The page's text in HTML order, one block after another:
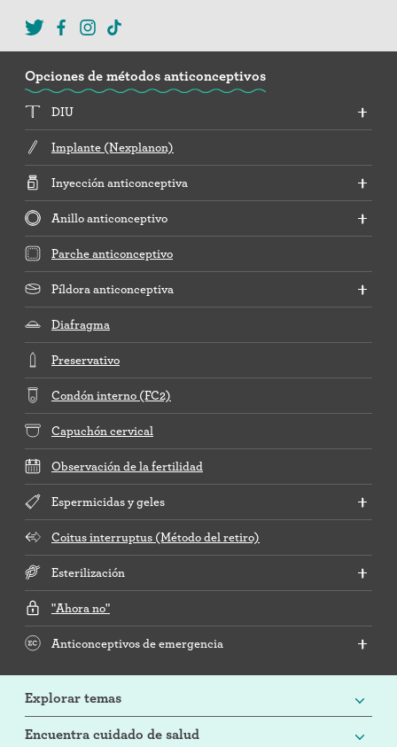
Opciones de métodos anticonceptivos
DIU
Implante (Nexplanon)
Inyección anticonceptiva
Anillo anticonceptivo
Parche anticonceptivo
Píldora anticonceptiva
Diafragma
Preservativo
Condón interno (FC2)
Capuchón cervical
Observación de la fertilidad
Espermicidas y geles
Coitus interruptus (Método del retiro)
Esterilización
"Ahora no"
Anticonceptivos de emergencia
Explorar temas
Encuentra cuidado de salud